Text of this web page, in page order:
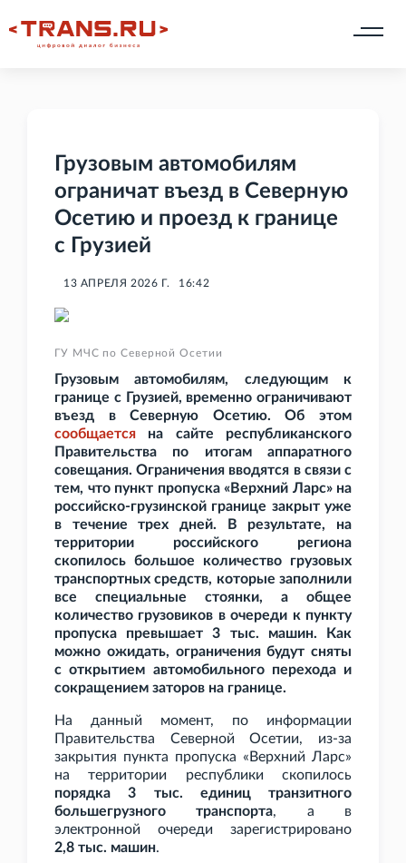
Грузовым автомобилям
ограничат въезд в Северную
Осетию и проезд к границе
с Грузией
13 АПРЕЛЯ 2026 Г. 16:42
ГУ МЧС по Северной Осетии
Грузовым автомобилям, следующим к
границе с Грузией, временно ограничивают
въезд в Северную Осетию. Об этом
сообщается на сайте республиканского
Правительства по итогам аппаратного
совещания. Ограничения вводятся в связи с
тем, что пункт пропуска «Верхний Ларс» на
российско-грузинской границе закрыт уже
в течение трех дней. В результате, на
территории российского региона
скопилось большое количество грузовых
транспортных средств, которые заполнили
все специальные стоянки, а общее
количество грузовиков в очереди к пункту
пропуска превышает 3
тыс. машин. Как
можно ожидать, ограничения будут сняты
с открытием автомобильного перехода и
сокращением заторов на границе.
На данный момент, по информации
Правительства Северной Осетии, из-за
закрытия пункта пропуска «Верхний Ларс»
на территории республики скопилось
порядка 3
тыс. единиц транзитного
большегрузного транспорта, а в
электронной очереди зарегистрировано
2,8 тыс. машин.